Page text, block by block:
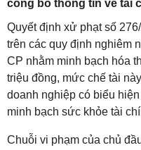
công bố thông tin về tài
Quyết định xử phạt số
trên các quy định nghiêm
CP nhằm minh bạch hóa
triệu đồng, mức chế tài
doanh nghiệp có biểu
minh bạch sức khỏe tài
Chuỗi vi phạm của chủ